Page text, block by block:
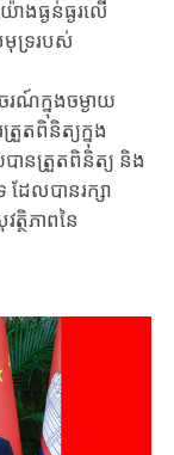
ងធ្ងន់ធ្ងរលើ
ទ្ររបស់
រណ៍​ក្នុង​ចម្ងាយ​
ត​ពិនិត្យក្នុង​​
នត្រួត​ពិនិត្យ​ និង
ែល​បាន​រក្សា
ថិភាពនៃ​